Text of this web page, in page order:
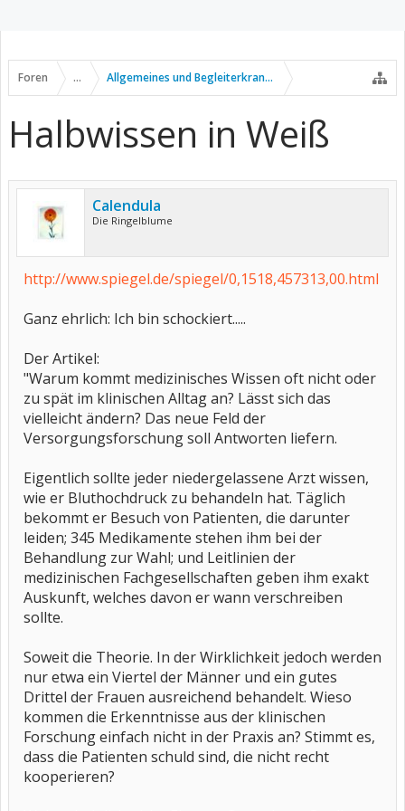
Foren ... Allgemeines und Begleiterkrankungen
Halbwissen in Weiß
Calendula
Die Ringelblume
http://www.spiegel.de/spiegel/0,1518,457313,00.html
Ganz ehrlich: Ich bin schockiert.....
Der Artikel:
"Warum kommt medizinisches Wissen oft nicht oder
zu spät im klinischen Alltag an? Lässt sich das
vielleicht ändern? Das neue Feld der
Versorgungsforschung soll Antworten liefern.
Eigentlich sollte jeder niedergelassene Arzt wissen,
wie er Bluthochdruck zu behandeln hat. Täglich
bekommt er Besuch von Patienten, die darunter
leiden; 345 Medikamente stehen ihm bei der
Behandlung zur Wahl; und Leitlinien der
medizinischen Fachgesellschaften geben ihm exakt
Auskunft, welches davon er wann verschreiben
sollte.
Soweit die Theorie. In der Wirklichkeit jedoch werden
nur etwa ein Viertel der Männer und ein gutes
Drittel der Frauen ausreichend behandelt. Wieso
kommen die Erkenntnisse aus der klinischen
Forschung einfach nicht in der Praxis an? Stimmt es,
dass die Patienten schuld sind, die nicht recht
kooperieren?